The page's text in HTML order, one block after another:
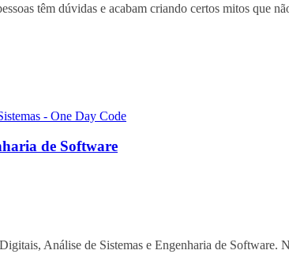
têm dúvidas e acabam criando certos mitos que
de Software
Análise de Sistemas e Engenharia de Software.